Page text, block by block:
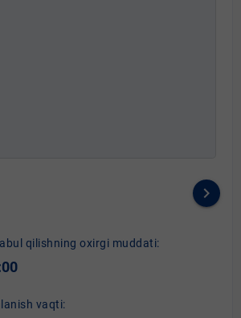
keyboard_arrow_right
qilishning oxirgi muddati:
vaqti: